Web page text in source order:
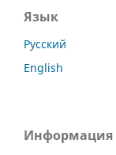
Язык
Русский
English
Информация